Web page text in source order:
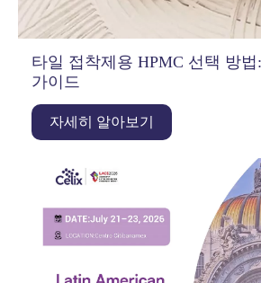
타일 접착제용 HPMC 선택 방
가이드
자세히 알아보기